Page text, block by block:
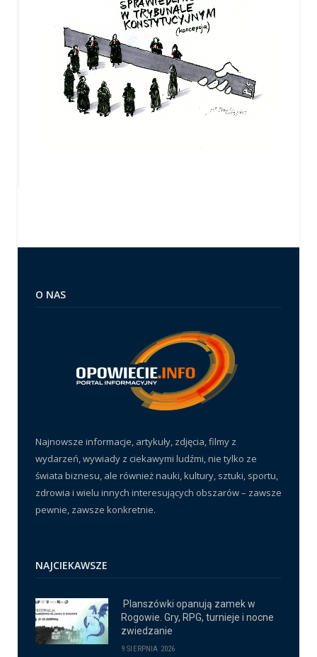
O NAS
Najnowsze informacje, artykuły, zdjęcia, filmy z
wydarzeń, wywiady z ciekawymi ludźmi, nie tylko ze
świata biznesu, ale również nauki, kultury, sztuki, sportu,
zdrowia i wielu innych interesujących obszarów – zawsze
pewnie, zawsze konkretnie.
NAJCIEKAWSZE
Planszówki opanują zamek w
Rogowie. Gry, RPG, turnieje i nocne
zwiedzanie
9 SIERPNIA 2026